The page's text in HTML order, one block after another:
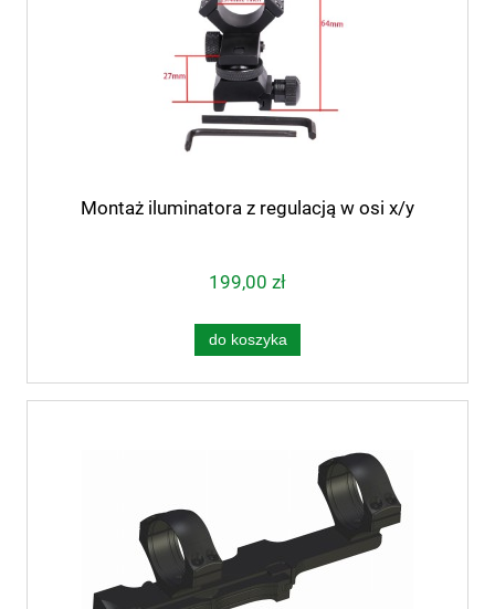
Montaż iluminatora z regulacją w osi x/y
199,00 zł
do koszyka